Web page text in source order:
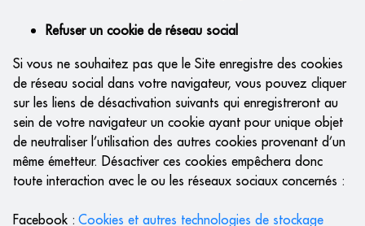
Refuser un cookie de réseau social
Si vous ne souhaitez pas que le Site enregistre des cookies
de réseau social dans votre navigateur, vous pouvez cliquer
sur les liens de désactivation suivants qui enregistreront au
sein de votre navigateur un cookie ayant pour unique objet
de neutraliser l’utilisation des autres cookies provenant d’un
même émetteur. Désactiver ces cookies empêchera donc
toute interaction avec le ou les réseaux sociaux concernés :
Facebook : Cookies et autres technologies de stockage